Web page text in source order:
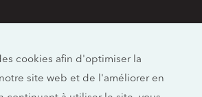
cookies afin d'optimiser la
site web et de l'améliorer en